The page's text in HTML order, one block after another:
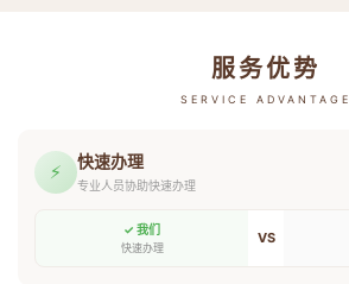
服务优势
SERVICE ADVANTAGE
⚡ 快速办理
专业人员协助快速办理
✓ 我们
快速办理
VS